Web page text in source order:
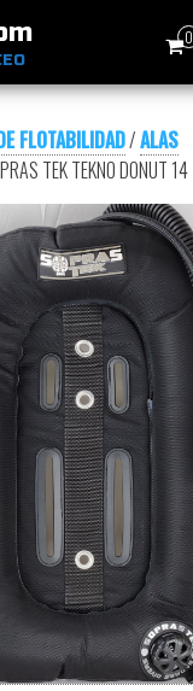
0
FLOTABILIDAD/ALAS
TEK TEKNO DONUT 14